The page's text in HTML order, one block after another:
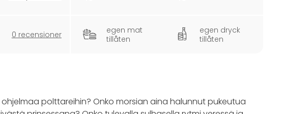
0 recensioner
egen mat
tillåten
egen dryck
tillåten
polttareihin? Onko morsian aina halunnut pukeutua